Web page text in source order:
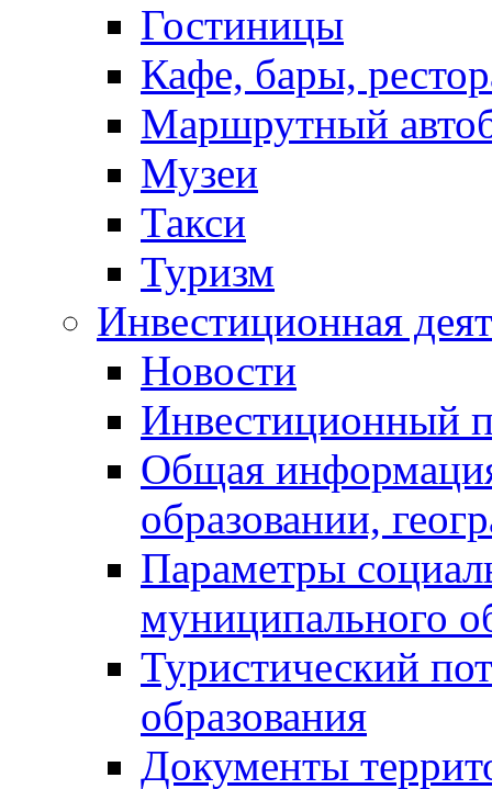
Гостиницы
Кафе, бары,
Маршрутный
Музеи
Такси
Туризм
Инвестиционная
Новости
Инвестиционный
Общая
образовании,
Параметры
муниципального
Туристический
образования
Документы